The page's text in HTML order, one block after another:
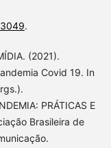
.
(2021).
Covid 19. In
PRÁTICAS E
Brasileira de